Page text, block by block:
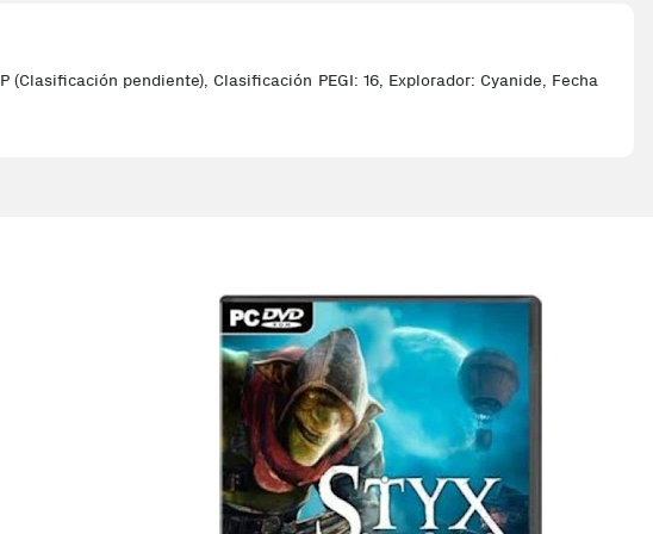
pendiente), Clasificación PEGI: 16, Explorador: Cyanide, Fecha